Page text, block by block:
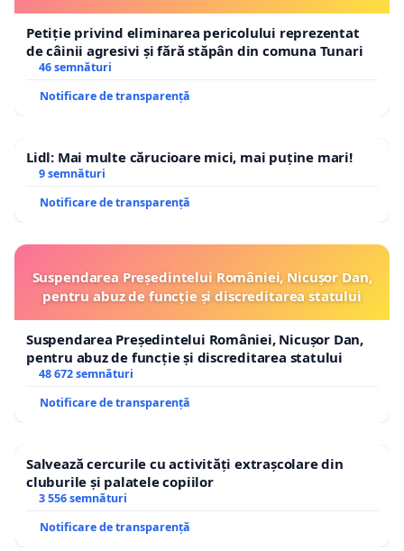
Petiție privind eliminarea pericolului reprezentat
de câinii agresivi și fără stăpân din comuna Tunari
46 semnături
Notificare de transparență
Lidl: Mai multe cărucioare mici, mai puține mari!
9 semnături
Notificare de transparență
Suspendarea Președintelui României, Nicușor Dan,
pentru abuz de funcție și discreditarea statului
Suspendarea Președintelui României, Nicușor Dan,
pentru abuz de funcție și discreditarea statului
48 672 semnături
Notificare de transparență
Salvează cercurile cu activități extrașcolare din
cluburile și palatele copiilor
3 556 semnături
Notificare de transparență